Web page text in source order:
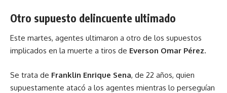
Otro supuesto delincuente ultimado
Este martes, agentes ultimaron a otro de los supuestos
implicados en la muerte a tiros de Everson Omar Pérez.
Se trata de Franklin Enrique Sena, de 22 años, quien
supuestamente atacó a los agentes mientras lo perseguían